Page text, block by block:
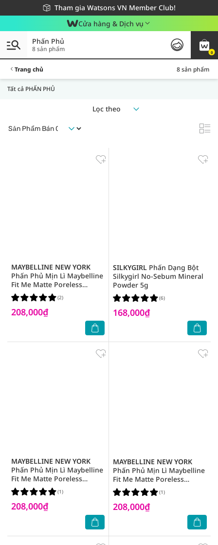
Tham gia Watsons VN Member Club!
Miễn phí giao hàng cho đơn hàng từ 249,000Đ
Giao hàng nhanh 24h - Áp dụng khu vực TP. Hồ Chí Minh
Cửa hàng & Dịch vụ
0
Phấn Phủ
8 sản phẩm
Trang chủ 8 sản phẩm
Tất cả PHẤN PHỦ
Lọc theo
MAYBELLINE NEW YORK
Phấn Phủ Mịn Lì Maybelline
Fit Me Matte Poreless
Powder SPF28 PA+++ 6g
.#112 Natural Ivory Tông Tự
Nhiên
208,000₫
(2)
SILKYGIRL Phấn Dạng Bột
Silkygirl No-Sebum Mineral
Powder 5g
168,000₫
(6)
MAYBELLINE NEW YORK
Phấn Phủ Mịn Lì Maybelline
Fit Me Matte Poreless
Powder SPF28 PA+++ 6g
.#120 Classic Ivory
208,000₫
(1)
MAYBELLINE NEW YORK
Phấn Phủ Mịn Lì Maybelline
Fit Me Matte Poreless
Powder SPF28 PA+++ 6g
.#118 Light Beige Tông Sáng
208,000₫
(1)